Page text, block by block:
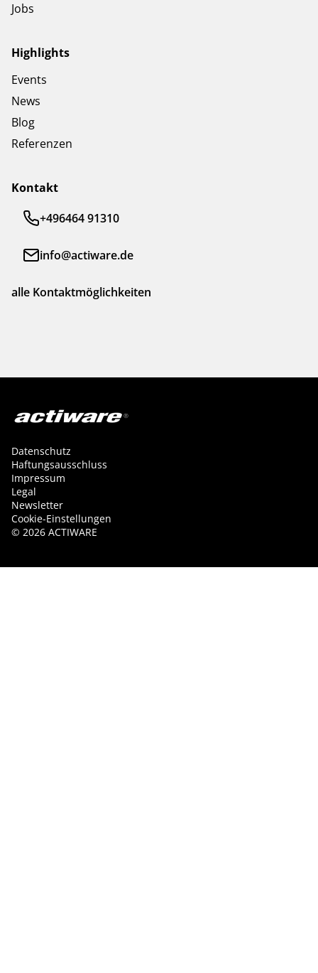
Jobs
Highlights
Events
News
Blog
Referenzen
Kontakt
+496464 91310
info@actiware.de
alle Kontaktmöglichkeiten
Datenschutz
Haftungsausschluss
Impressum
Legal
Newsletter
Cookie-Einstellungen
© 2026 ACTIWARE